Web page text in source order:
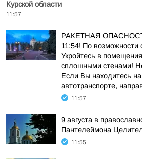
Курской области
11:57
РАКЕТНАЯ
11:54! По возможности
Укройтесь в
сплошными стенами!
Если Вы находитесь
автотранспорте,
11:57
9 августа в
Пантелеймона
11:55